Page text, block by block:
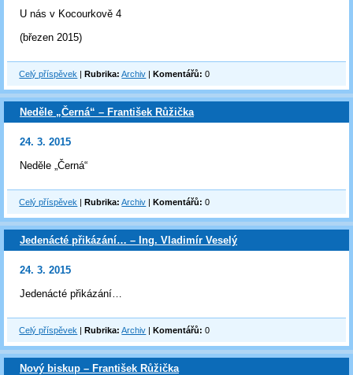
U nás v Kocourkově 4
(březen 2015)
Celý příspěvek |Rubrika: Archiv |Komentářů: 0
Neděle „Černá“ – František Růžička
24. 3. 2015
Neděle „Černá“
Celý příspěvek |Rubrika: Archiv |Komentářů: 0
Jedenácté přikázání… – Ing. Vladimír Veselý
24. 3. 2015
Jedenácté přikázání…
Celý příspěvek |Rubrika: Archiv |Komentářů: 0
Nový biskup – František Růžička